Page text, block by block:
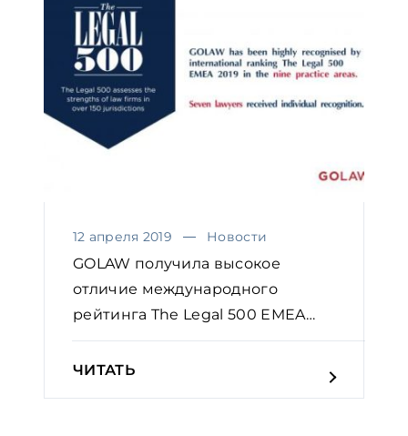
12 апреля 2019 Новости
GOLAW получила высокое
отличие международного
рейтинга The Legal 500 EMEA
2019 в...
ЧИТАТЬ